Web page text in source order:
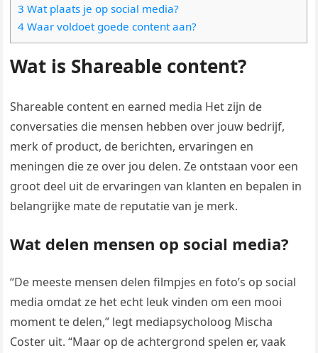
3 Wat plaats je op social media?
4 Waar voldoet goede content aan?
Wat is Shareable content?
Shareable content en earned media Het zijn de
conversaties die mensen hebben over jouw bedrijf,
merk of product, de berichten, ervaringen en
meningen die ze over jou delen. Ze ontstaan voor een
groot deel uit de ervaringen van klanten en bepalen in
belangrijke mate de reputatie van je merk.
Wat delen mensen op social media?
“De meeste mensen delen filmpjes en foto’s op social
media omdat ze het echt leuk vinden om een mooi
moment te delen,” legt mediapsycholoog Mischa
Coster uit. “Maar op de achtergrond spelen er, vaak